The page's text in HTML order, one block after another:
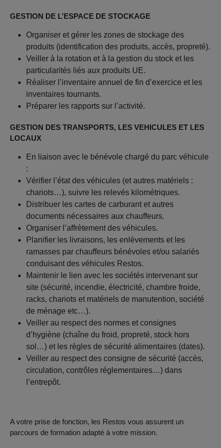
GESTION DE L’ESPACE DE STOCKAGE
Organiser et gérer les zones de stockage des
produits (identification des produits, accès, propreté).
Veiller à la rotation et à la gestion du stock et les
particularités liés aux produits UE.
Réaliser l’inventaire annuel de fin d’exercice et les
inventaires tournants.
Préparer les rapports sur l’activité.
GESTION DES TRANSPORTS, LES VEHICULES ET LES
LOCAUX
En liaison avec le bénévole chargé du parc véhicule
:
Vérifier l’état des véhicules (et autres matériels :
chariots…), suivre les relevés kilométriques.
Distribuer les cartes de carburant et autres
documents nécessaires aux chauffeurs.
Organiser l’affrètement des véhicules.
Planifier les livraisons, les enlèvements et les
ramasses par chauffeurs bénévoles et/ou salariés
conduisant des véhicules Restos.
Maintenir le lien avec les sociétés intervenant sur
site (sécurité, incendie, électricité, chambre froide,
racks, chariots et matériels de manutention, société
de ménage etc…).
Veiller au respect des normes et consignes
d’hygiène (chaîne du froid, propreté, stock hors
sol…) et les règles de sécurité alimentaires (dates).
Veiller au respect des consigne de sécurité (accès,
circulation, contrôles réglementaires…) dans
l’entrepôt.
A votre prise de fonction, les Restos vous assurent un
parcours de formation adapté à votre mission.